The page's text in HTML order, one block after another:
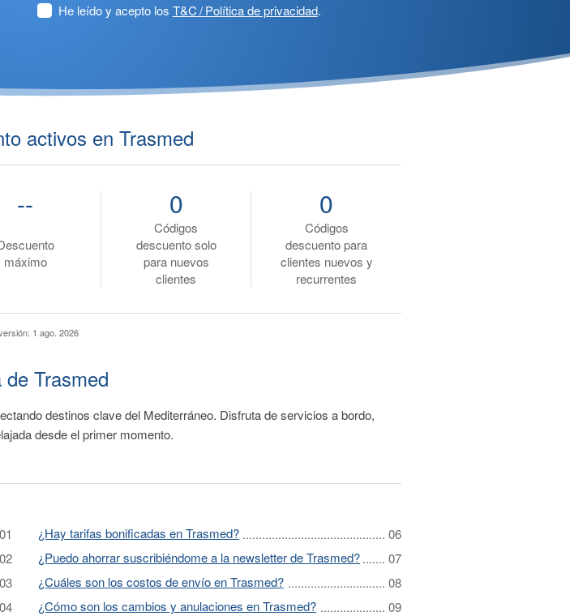
He leído y acepto los T&C / Política de privacidad.
activos en Trasmed
máximo
--
Códigos
descuento solo
para nuevos
clientes
0
Códigos
descuento para
clientes nuevos y
recurrentes
0
1 ago. 2026
de Trasmed
destinos clave del Mediterráneo. Disfruta de servicios a bordo,
desde el primer momento.
¿Hay tarifas bonificadas en Trasmed?
¿Puedo ahorrar suscribiéndome a la newsletter de Trasmed?
¿Cuáles son los costos de envío en Trasmed?
¿Cómo son los cambios y anulaciones en Trasmed?